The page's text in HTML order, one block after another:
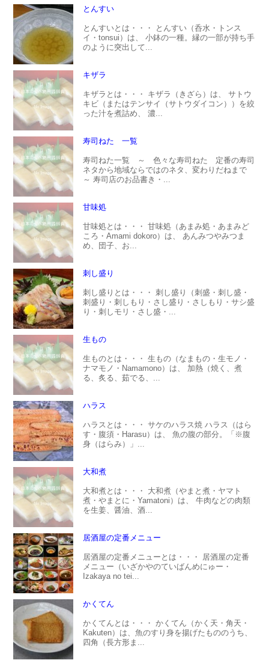
とんすい
とんすいとは・・・ とんすい（呑水・トンス
イ・tonsui）は、 小鉢の一種。縁の一部が持ち手
のように突出して...
キザラ
キザラとは・・・ キザラ（きざら）は、 サトウ
キビ（またはテンサイ（サトウダイコン））を絞
った汁を煮詰め、 濃...
寿司ねた 一覧
寿司ねた一覧 ～ 色々な寿司ねた 定番の寿司
ネタから地域ならではのネタ、変わりだねまで
～ 寿司店のお品書き・...
甘味処
甘味処とは・・・ 甘味処（あまみ処・あまみど
ころ・Amami dokoro）は、 あんみつやみつま
め、団子、お...
刺し盛り
刺し盛りとは・・・ 刺し盛り（刺盛・刺し盛・
刺盛り・刺しもり・さし盛り・さしもり・サシ盛
り・刺しモリ・さし盛・...
生もの
生ものとは・・・ 生もの（なまもの・生モノ・
ナマモノ・Namamono）は、 加熱（焼く、煮
る、炙る、茹でる、...
ハラス
ハラスとは・・・ サケのハラス焼 ハラス（はら
す・腹須・Harasu）は、 魚の腹の部分。「※腹
身（はらみ）」...
大和煮
大和煮とは・・・ 大和煮（やまと煮・ヤマト
煮・やまとに・Yamatoni）は、 牛肉などの肉類
を生姜、醤油、酒...
居酒屋の定番メニュー
居酒屋の定番メニューとは・・・ 居酒屋の定番
メニュー（いざかやのていばんめにゅー・
Izakaya no tei...
かくてん
かくてんとは・・・ かくてん（かく天・角天・
Kakuten）は、魚のすり身を揚げたもののうち、
四角（長方形ま...